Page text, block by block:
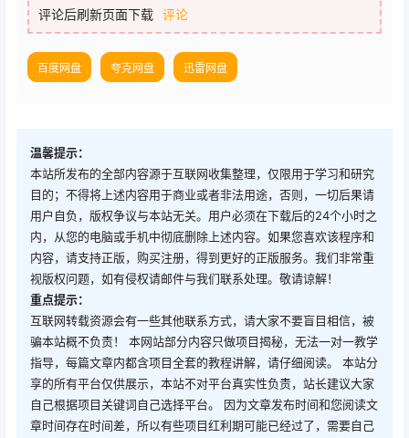
评论后刷新页面下载 评论
百度网盘 夸克网盘 迅雷网盘
温馨提示：
本站所发布的全部内容源于互联网收集整理，仅限用于学习和研究
目的；不得将上述内容用于商业或者非法用途，否则，一切后果请
用户自负，版权争议与本站无关。用户必须在下载后的24个小时之
内，从您的电脑或手机中彻底删除上述内容。如果您喜欢该程序和
内容，请支持正版，购买注册，得到更好的正版服务。我们非常重
视版权问题，如有侵权请邮件与我们联系处理。敬请谅解！
重点提示：
互联网转载资源会有一些其他联系方式，请大家不要盲目相信，被
骗本站概不负责！ 本网站部分内容只做项目揭秘，无法一对一教学
指导，每篇文章内都含项目全套的教程讲解，请仔细阅读。 本站分
享的所有平台仅供展示，本站不对平台真实性负责，站长建议大家
自己根据项目关键词自己选择平台。 因为文章发布时间和您阅读文
章时间存在时间差，所以有些项目红利期可能已经过了，需要自己